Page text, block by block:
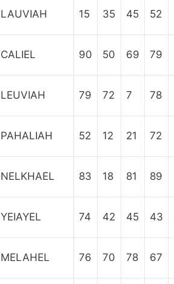
LAUVIAH 15 35 45 52
CALIEL 90 50 69 79
LEUVIAH 79 72 7 78
PAHALIAH 52 12 21 72
NELKHAEL 83 18 81 89
YEIAYEL 74 42 45 43
MELAHEL 76 70 78 67